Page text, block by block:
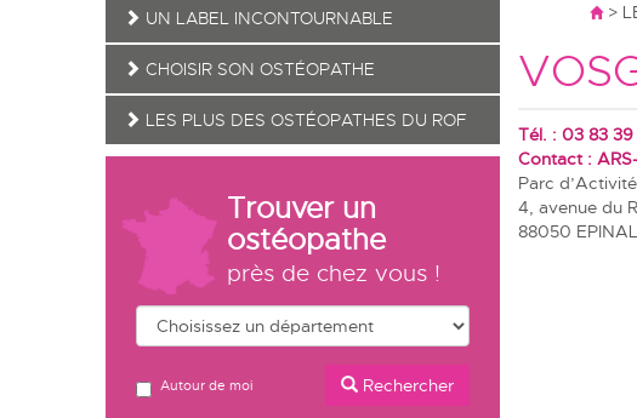
>
Tél. : 03 83
Contact :
Parc
4, avenue du
88050 EPINAL
UN LABEL INCONTOURNABLE
CHOISIR SON OSTÉOPATHE
LES PLUS DES OSTÉOPATHES DU ROF
Trouver un
ostéopathe
près de chez vous !
Autour de moi Rechercher